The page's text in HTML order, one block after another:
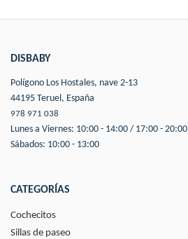
DISBABY
Polígono Los Hostales, nave 2-13
44195 Teruel, España
978 971 038
Lunes a Viernes: 10:00 - 14:00 / 17:00 - 20:00
Sábados: 10:00 - 13:00
CATEGORÍAS
Cochecitos
Sillas de paseo